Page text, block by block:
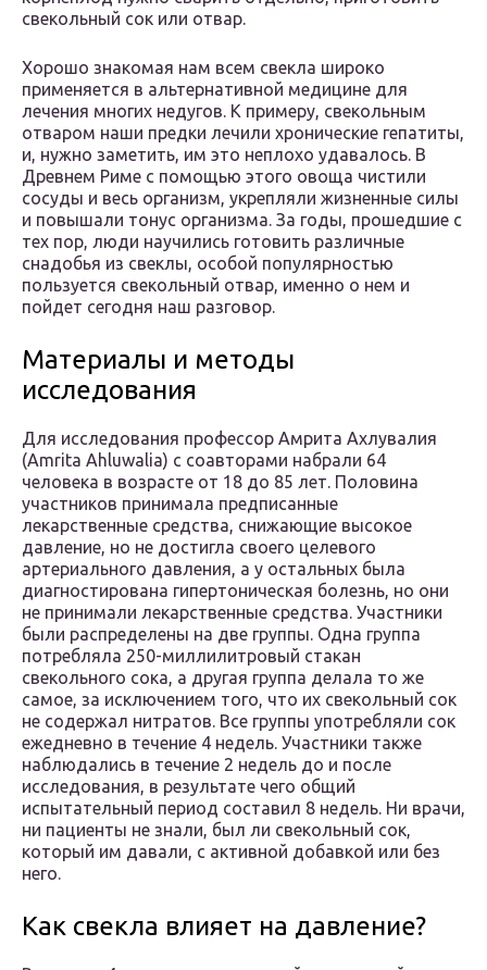
свекольный сок или отвар.
Хорошо знакомая нам всем свекла широко
применяется в альтернативной медицине для
лечения многих недугов. К примеру, свекольным
отваром наши предки лечили хронические гепатиты,
и, нужно заметить, им это неплохо удавалось. В
Древнем Риме с помощью этого овоща чистили
сосуды и весь организм, укрепляли жизненные силы
и повышали тонус организма. За годы, прошедшие с
тех пор, люди научились готовить различные
снадобья из свеклы, особой популярностью
пользуется свекольный отвар, именно о нем и
пойдет сегодня наш разговор.
Материалы и методы
исследования
Для исследования профессор Амрита Ахлувалия
(Amrita Ahluwalia) с соавторами набрали 64
человека в возрасте от 18 до 85 лет. Половина
участников принимала предписанные
лекарственные средства, снижающие высокое
давление, но не достигла своего целевого
артериального давления, а у остальных была
диагностирована гипертоническая болезнь, но они
не принимали лекарственные средства. Участники
были распределены на две группы. Одна группа
потребляла 250-миллилитровый стакан
свекольного сока, а другая группа делала то же
самое, за исключением того, что их свекольный сок
не содержал нитратов. Все группы употребляли сок
ежедневно в течение 4 недель. Участники также
наблюдались в течение 2 недель до и после
исследования, в результате чего общий
испытательный период составил 8 недель. Ни врачи,
ни пациенты не знали, был ли свекольный сок,
который им давали, с активной добавкой или без
него.
Как свекла влияет на давление?